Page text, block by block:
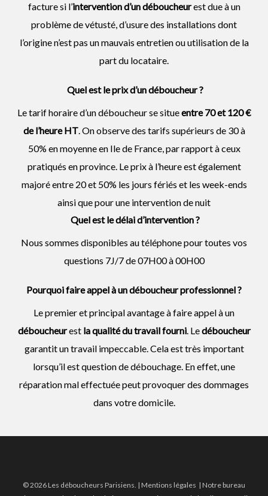
facture si l’intervention d’undéboucheurest due à un
problème de vétusté, d’usure des installations dont
l’origine n’est pas un mauvais entretien ou utilisation de la
part du locataire.
Quel est le prix d’un déboucheur ?
Le tarif horaire d’un déboucheur se situeentre 70 et 120 €
de l’heure HT. On observe des tarifs supérieurs de 30 à
50% en moyenne en Ile de France, par rapport à ceux
pratiqués en province. Le prix à l’heure est également
majoré entre 20 et 50% les jours fériés et les week-ends
ainsi que pour une intervention de nuit
Quel est le délai d’intervention ?
Nous sommes disponibles au téléphone pour toutes vos
questions 7J/7 de 07H00 à 00H00
Pourquoi faire appel à un déboucheur professionnel ?
Le premier et principal avantage à faire appel à un
déboucheurest la qualité du travail fourni. Ledéboucheur
garantit un travail impeccable. Cela est très important
lorsqu’il est question de débouchage. En effet, une
réparation mal effectuée peut provoquer des dommages
dans votre domicile.
© 2026 Les déboucheurs Parisiens. | Mentions légales | Notre bureau